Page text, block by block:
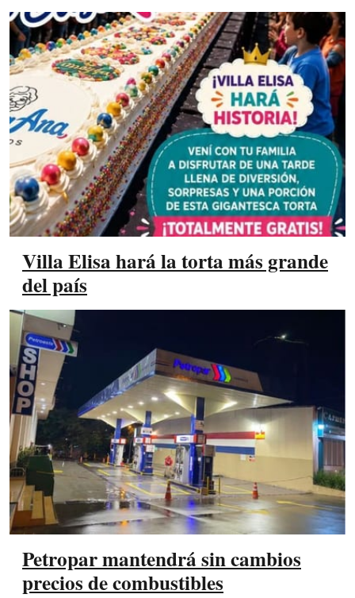
Villa Elisa hará la torta más grande
del país
Petropar mantendrá sin cambios
precios de combustibles